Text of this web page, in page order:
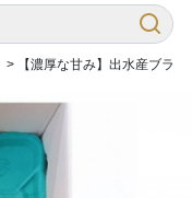
> 【濃厚な甘み】出水産ブラ